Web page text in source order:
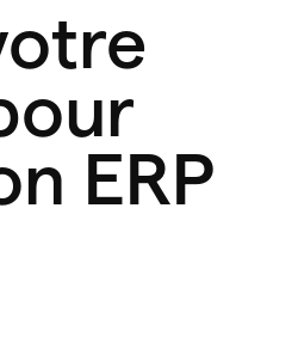
ERP